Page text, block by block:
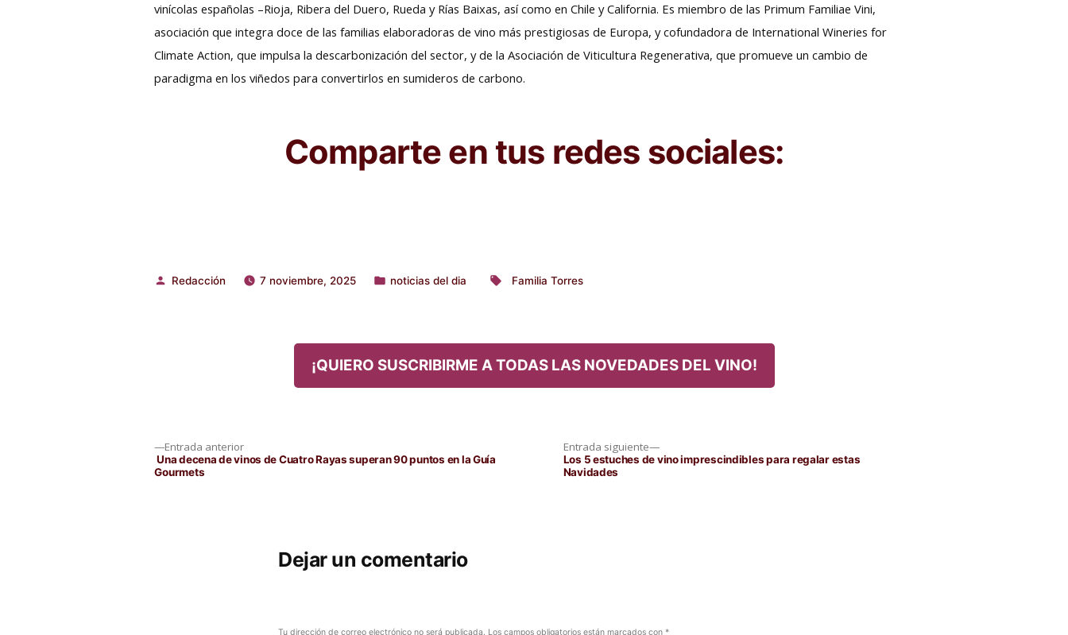
vinícolas españolas –Rioja, Ribera del Duero, Rueda y Rías Baixas, así como en Chile y California. Es miembro de las Primum Familiae Vini,
asociación que integra doce de las familias elaboradoras de vino más prestigiosas de Europa, y cofundadora de International Wineries for
Climate Action, que impulsa la descarbonización del sector, y de la Asociación de Viticultura Regenerativa, que promueve un cambio de
paradigma en los viñedos para convertirlos en sumideros de carbono.
Comparte en tus redes sociales:
Publicado
Redacción 7 noviembre, 2025
Publicado
noticias del dia
Etiquetas:
Familia Torres
¡QUIERO SUSCRIBIRME A TODAS LAS NOVEDADES DEL VINO!
Entrada anteriorEntrada
anterior:
Una decena de vinos de Cuatro Rayas superan 90 puntos en la Guía
Gourmets
Entrada siguiente
Entrada
siguiente:
Los 5 estuches de vino imprescindibles para regalar estas
Navidades
Dejar un comentario
Tu dirección de correo electrónico no será publicada. Los campos obligatorios están marcados con *